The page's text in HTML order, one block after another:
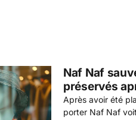
Naf Naf
préservés
Après avoir été
porter Naf Naf